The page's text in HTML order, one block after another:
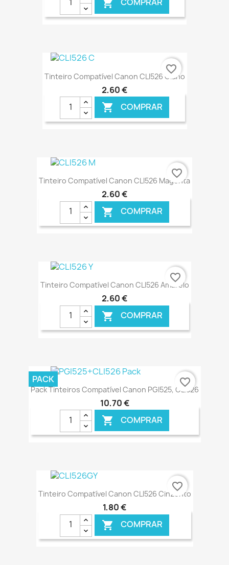

€ ONLINE
Tinteiro Compatível Canon CLI526 Ciano
2,60 €
 COMPRAR
€ ONLINE
favorite_border
Tinteiro Compatível Canon CLI526 Magenta
2,60 €
 COMPRAR
€ ONLINE
favorite_border
Tinteiro Compatível Canon CLI526 Amarelo
2,60 €
 COMPRAR
€ ONLINE
favorite_border
Pack Tinteiros Compatível Canon PGI525, CLI526
10,70 €
 COMPRAR
€ ONLINE
PACK favorite_border
Tinteiro Compatível Canon CLI526 Cinzento
1,80 €
 COMPRAR
favorite_border